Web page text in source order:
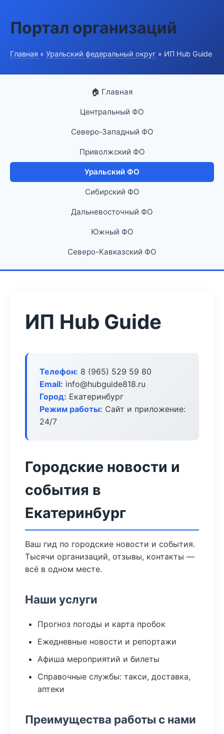
Портал организаций
Главная » Уральский федеральный округ » ИП Hub Guide
🏠 Главная
Центральный ФО
Северо-Западный ФО
Приволжский ФО
Уральский ФО
Сибирский ФО
Дальневосточный ФО
Южный ФО
Северо-Кавказский ФО
ИП Hub Guide
Телефон: 8 (965) 529 59 80
Email: info@hubguide818.ru
Город: Екатеринбург
Режим работы: Сайт и приложение:
24/7
Городские новости и
события в
Екатеринбург
Ваш гид по городские новости и события.
Тысячи организаций, отзывы, контакты —
всё в одном месте.
Наши услуги
Прогноз погоды и карта пробок
Ежедневные новости и репортажи
Афиша мероприятий и билеты
Справочные службы: такси, доставка,
аптеки
Преимущества работы с нами